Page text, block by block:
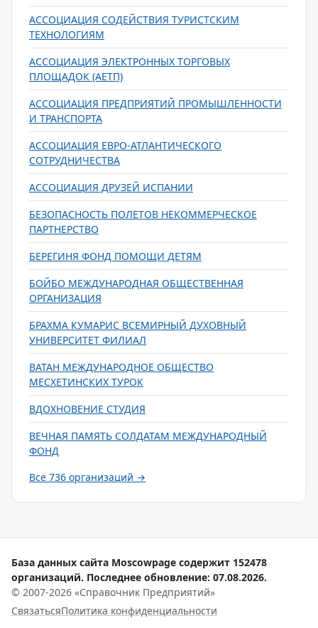
АССОЦИАЦИЯ СОДЕЙСТВИЯ ТУРИСТСКИМ
ТЕХНОЛОГИЯМ
АССОЦИАЦИЯ ЭЛЕКТРОННЫХ ТОРГОВЫХ
ПЛОЩАДОК (АЕТП)
АССОЦИАЦИЯ ПРЕДПРИЯТИЙ ПРОМЫШЛЕННОСТИ
И ТРАНСПОРТА
АССОЦИАЦИЯ ЕВРО-АТЛАНТИЧЕСКОГО
СОТРУДНИЧЕСТВА
АССОЦИАЦИЯ ДРУЗЕЙ ИСПАНИИ
БЕЗОПАСНОСТЬ ПОЛЕТОВ НЕКОММЕРЧЕСКОЕ
ПАРТНЕРСТВО
БЕРЕГИНЯ ФОНД ПОМОЩИ ДЕТЯМ
БОЙБО МЕЖДУНАРОДНАЯ ОБЩЕСТВЕННАЯ
ОРГАНИЗАЦИЯ
БРАХМА КУМАРИС ВСЕМИРНЫЙ ДУХОВНЫЙ
УНИВЕРСИТЕТ ФИЛИАЛ
ВАТАН МЕЖДУНАРОДНОЕ ОБЩЕСТВО
МЕСХЕТИНСКИХ ТУРОК
ВДОХНОВЕНИЕ СТУДИЯ
ВЕЧНАЯ ПАМЯТЬ СОЛДАТАМ МЕЖДУНАРОДНЫЙ
ФОНД
Все 736 организаций →
База данных сайта Moscowpage содержит 152478
организаций. Последнее обновление: 07.08.2026.
© 2007-2026 «Справочник Предприятий»
СвязатьсяПолитика конфиденциальности